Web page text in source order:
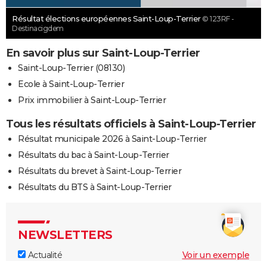
Résultat élections européennes Saint-Loup-Terrier © 123RF -
Destinacigdem
En savoir plus sur Saint-Loup-Terrier
Saint-Loup-Terrier (08130)
Ecole à Saint-Loup-Terrier
Prix immobilier à Saint-Loup-Terrier
Tous les résultats officiels à Saint-Loup-Terrier
Résultat municipale 2026 à Saint-Loup-Terrier
Résultats du bac à Saint-Loup-Terrier
Résultats du brevet à Saint-Loup-Terrier
Résultats du BTS à Saint-Loup-Terrier
NEWSLETTERS
Actualité
Voir un exemple